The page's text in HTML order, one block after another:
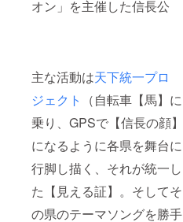
オン」を主催した信長公
主な活動は天下統一プロ
ジェクト
（自転車【馬】に
乗り、GPSで【信長の顔】
になるように各県を舞台に
行脚し描く、それが統一し
た【見える証】。そしてそ
の県のテーマソングを勝手